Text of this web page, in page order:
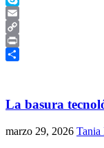
Skype
Email
Copy
Link
Print
La basura
marzo 29, 2026 Tania